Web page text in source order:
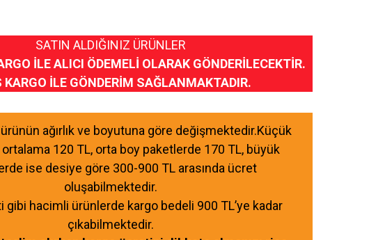
SATIN ALDIĞINIZ ÜRÜNLER
İLE ALICI ÖDEMELİ OLARAK GÖNDERİLECEKTİR.
KARGO İLE GÖNDERİM SAĞLANMAKTADIR.
ağırlık ve boyutuna göre değişmektedir.Küçük
120 TL, orta boy paketlerde 170 TL, büyük
ise desiye göre 300-900 TL arasında ücret
oluşabilmektedir.
gibi hacimli ürünlerde kargo bedeli 900 TL’ye kadar
çıkabilmektedir.